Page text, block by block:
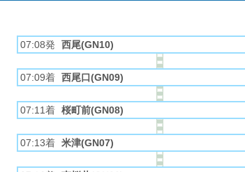
07:08発 西尾(GN10)
07:09着 西尾口(GN09)
07:11着 桜町前(GN08)
07:13着 米津(GN07)